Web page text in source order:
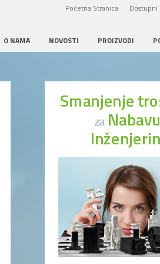
Početna Stranica Dostupni
O NAMA NOVOSTI PROIZVODI
Smanjenje
za